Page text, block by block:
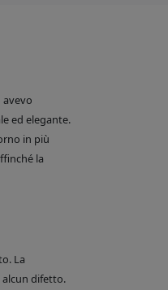
avevo
ed elegante.
in più
la
La
difetto.